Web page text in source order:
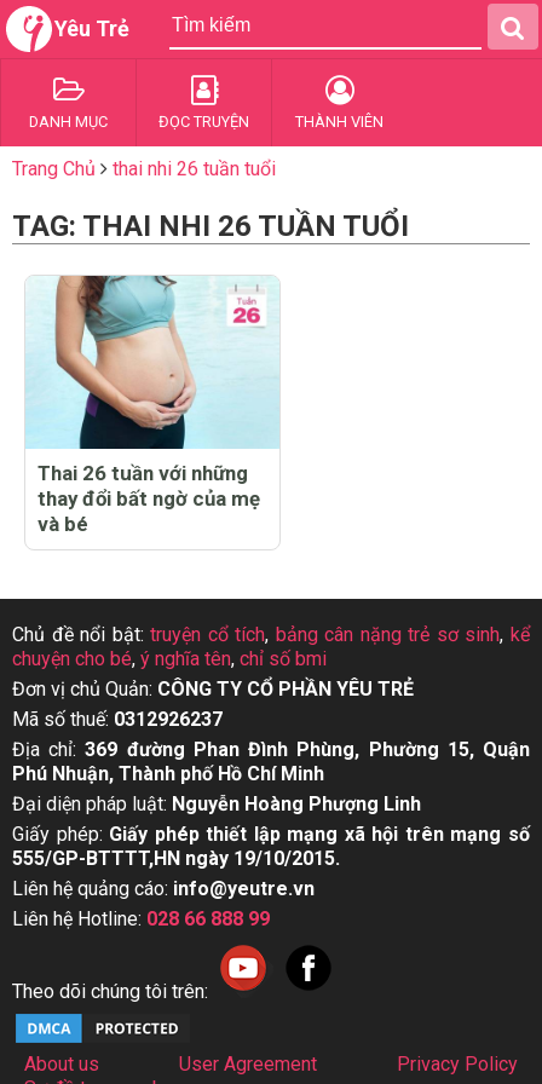
Yêu Trẻ
DANH MỤC ĐỌC TRUYỆN THÀNH VIÊN
Trang Chủ thai nhi 26 tuần tuổi
TAG: THAI NHI 26 TUẦN TUỔI
Thai 26 tuần với những
thay đổi bất ngờ của mẹ
và bé
Chủ đề nổi bật:truyện cổ tích, bảng cân nặng trẻ sơ sinh,kể
chuyện cho bé, ý nghĩa tên, chỉ số bmi
Đơn vị chủ Quản: CÔNG TY CỔ PHẦN YÊU TRẺ
Mã số thuế: 0312926237
Địa chỉ:369 đường Phan Đình Phùng, Phường 15, Quận
Phú Nhuận, Thành phố Hồ Chí Minh
Đại diện pháp luật: Nguyễn Hoàng Phượng Linh
Giấy phép: Giấy phép thiết lập mạng xã hội trên mạng số
555/GP-BTTTT,HN ngày 19/10/2015.
Liên hệ quảng cáo: info@yeutre.vn
Liên hệ Hotline: 028 66 888 99
Theo dõi chúng tôi trên:
About us User Agreement
Privacy Policy